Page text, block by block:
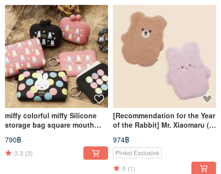
miffy colorful miffy Silicone
storage bag square mouth
gold bag clip chain card
holder
790฿
3.3 (3)
[Recommendation for the Year
of the Rabbit] Mr. Xiaomaru ()
Plush Zipper Storage Bag /
Two Types
974฿
Pinkoi Exclusive
5 (1)